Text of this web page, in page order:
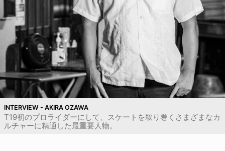
INTERVIEW - AKIRA OZAWA
T19初のプロライダーにして、スケートを取り巻くさまざまなカ
ルチャーに精通した最重要人物。